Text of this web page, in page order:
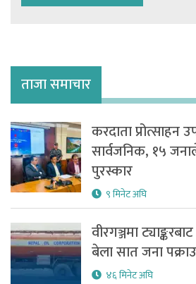
ताजा समाचार
करदाता प्रोत्साहन
सार्वजनिक, १५
पुरस्कार
९ मिनेट अघि
वीरगञ्जमा
बेला सात जना पक्राउ
४६ मिनेट अघि